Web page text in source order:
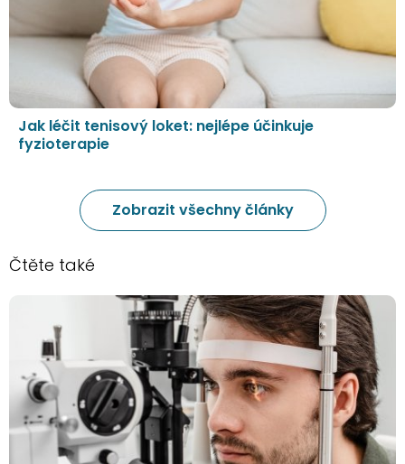
Jak léčit tenisový loket: nejlépe účinkuje
fyzioterapie
Zobrazit všechny články
Čtěte také